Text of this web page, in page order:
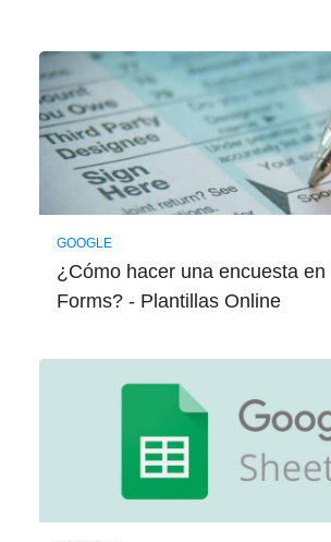
GOOGLE
¿Cómo hacer una encuesta en
Forms? - Plantillas Online